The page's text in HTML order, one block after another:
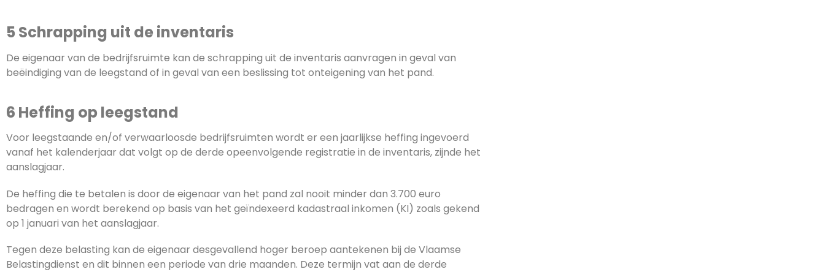
5 Schrapping uit de inventaris
De eigenaar van de bedrijfsruimte kan de schrapping uit de inventaris aanvragen in geval van
beëindiging van de leegstand of in geval van een beslissing tot onteigening van het pand.
6 Heffing op leegstand
Voor leegstaande en/of verwaarloosde bedrijfsruimten wordt er een jaarlijkse heffing ingevoerd
vanaf het kalenderjaar dat volgt op de derde opeenvolgende registratie in de inventaris, zijnde het
aanslagjaar.
De heffing die te betalen is door de eigenaar van het pand zal nooit minder dan 3.700 euro
bedragen en wordt berekend op basis van het geïndexeerd kadastraal inkomen (KI) zoals gekend
op 1 januari van het aanslagjaar.
Tegen deze belasting kan de eigenaar desgevallend hoger beroep aantekenen bij de Vlaamse
Belastingdienst en dit binnen een periode van drie maanden. Deze termijn vat aan de derde